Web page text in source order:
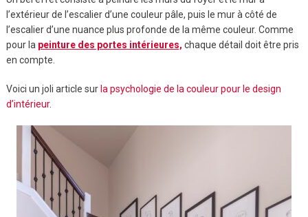
l’extérieur de l’escalier d’une couleur pâle, puis le mur à côté de
l’escalier d’une nuance plus profonde de la même couleur. Comme
pour la peinture des portes intérieures, chaque détail doit être pris
en compte.
Voici un joli article surla psychologie de la couleur pour le design
d’intérieur.